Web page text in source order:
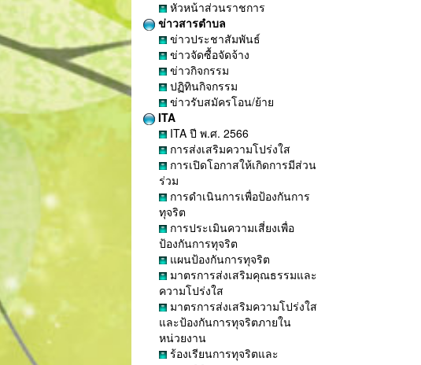
หัวหน้าส่วนราชการ
ข่าวสารตำบล
ข่าวประชาสัมพันธ์
ข่าวจัดซื้อจัดจ้าง
ข่าวกิจกรรม
ปฏิทินกิจกรรม
ข่าวรับสมัครโอน/ย้าย
ITA
ITA ปี พ.ศ. 2566
การส่งเสริมความโปร่งใส
การเปิดโอกาสให้เกิดการมีส่วน
ร่วม
การดำเนินการเพื่อป้องกันการ
ทุจริต
การประเมินความเสี่ยงเพื่อ
ป้องกันการทุจริต
แผนป้องกันการทุจริต
มาตรการส่งเสริมคุณธรรมและ
ความโปร่งใส
มาตรการส่งเสริมความโปร่งใส
และป้องกันการทุจริตภายใน
หน่วยงาน
ร้องเรียนการทุจริตและ